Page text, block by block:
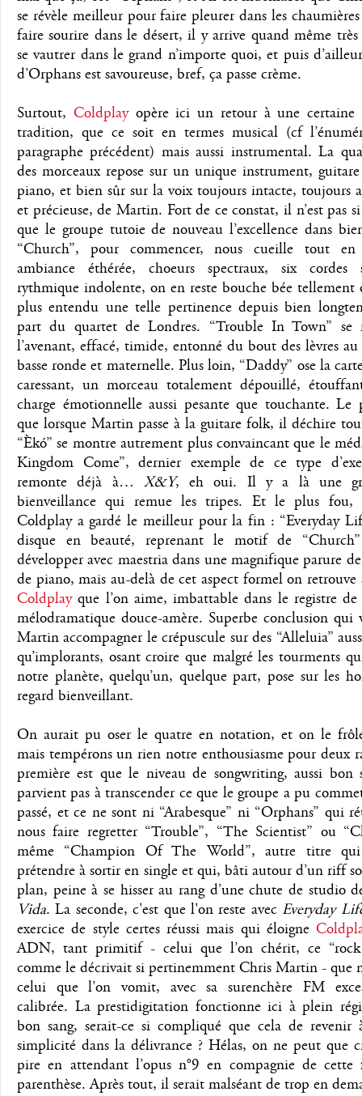
se révèle meilleur pour faire pleurer dans les
faire sourire dans le désert, il y arrive quand même très
se vautrer dans le grand n’importe quoi, et puis
d’Orphans est savoureuse, bref, ça passe crème.
Surtout, Coldplayopère ici un retour à une certaine
tradition, que ce soit en termes musical (cf
paragraphe précédent) mais aussi instrumental. La
des morceaux repose sur un unique instrument,
piano, et bien sûr sur la voix toujours intacte, toujours
et précieuse, de Martin. Fort de ce constat, il n’est pas
que le groupe tutoie de nouveau l’excellence dans
“Church”, pour commencer, nous cueille tout en
ambiance éthérée, choeurs spectraux, six cordes
rythmique indolente, on en reste bouche bée tellement
plus entendu une telle pertinence depuis bien
part du quartet de Londres. “Trouble In Town” se
l’avenant, effacé, timide, entonné du bout des lèvres au
basse ronde et maternelle. Plus loin, “Daddy” ose la
caressant, un morceau totalement dépouillé,
charge émotionnelle aussi pesante que touchante. Le
que lorsque Martin passe à la guitare folk, il déchire
“Èkó” se montre autrement plus convaincant que le
Kingdom Come”, dernier exemple de ce type
remonte déjà à… X&Y, eh oui. Il y a là une
bienveillance qui remue les tripes. Et le plus fou,
Coldplay a gardé le meilleur pour la fin : “Everyday
disque en beauté, reprenant le motif de
développer avec maestria dans une magnifique parure
de piano, mais au-delà de cet aspect formel on
Coldplayque l’on aime, imbattable dans le registre de
mélodramatique douce-amère. Superbe conclusion qui
Martin accompagner le crépuscule sur des “Alleluia”
qu’implorants, osant croire que malgré les tourments
notre planète, quelqu’un, quelque part, pose sur les
regard bienveillant.
On aurait pu oser le quatre en notation, et on le
mais tempérons un rien notre enthousiasme pour deux
première est que le niveau de songwriting, aussi bon
parvient pas à transcender ce que le groupe a pu
passé, et ce ne sont ni “Arabesque” ni “Orphans” qui
nous faire regretter “Trouble”, “The Scientist” ou
même “Champion Of The World”, autre titre
prétendre à sortir en single et qui, bâti autour d’un riff
plan, peine à se hisser au rang d’une chute de studio
Vida. La seconde, c'est que l'on reste avecEveryday
exercice de style certes réussi mais qui éloigne
ADN, tant primitif - celui que l’on chérit, ce “rock
comme le décrivait si pertinemment Chris Martin - que
celui que l’on vomit, avec sa surenchère FM
calibrée. La prestidigitation fonctionne ici à plein
bon sang, serait-ce si compliqué que cela de revenir
simplicité dans la délivrance ? Hélas, on ne peut que
pire en attendant l’opus n°9 en compagnie de
parenthèse. Après tout, il serait malséant de trop en